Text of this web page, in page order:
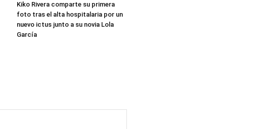
Kiko Rivera comparte su primera
foto tras el alta hospitalaria por un
nuevo ictus junto a su novia Lola
García